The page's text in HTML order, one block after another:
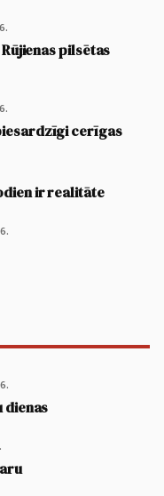
pilsētas
cerīgas
ir realitāte
dienas